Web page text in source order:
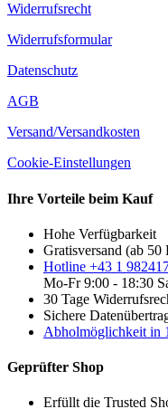
Widerrufsrecht
Widerrufsformular
Datenschutz
AGB
Versand/Versandkosten
Cookie-Einstellungen
Ihre Vorteile beim Kauf
Hohe Verfügbarkeit
Gratisversand (ab
Hotline +43 1
Mo-Fr 9:00 - 18:30
30 Tage
Sichere
Abholmöglichkeit in
Geprüfter Shop
Erfüllt die Trusted